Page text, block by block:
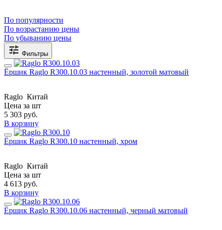
По популярности
По возрастанию цены
По убыванию цены
Фильтры
Ёршик Raglo R300.10.03 настенный, золотой матовый
Raglo Китай
Цена за шт
5 303 руб.
В корзину
Ёршик Raglo R300.10 настенный, хром
Raglo Китай
Цена за шт
4 613 руб.
В корзину
Ёршик Raglo R300.10.06 настенный, черный матовый